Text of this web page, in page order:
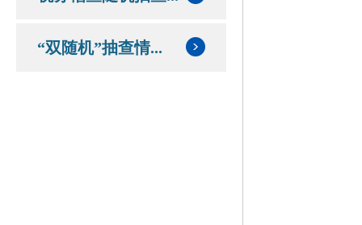
“双随机”抽查情...